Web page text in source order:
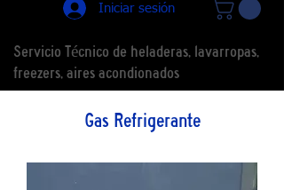
Iniciar sesión
Servicio Técnico de heladeras, lavarropas,
freezers, aires acondionados
Gas Refrigerante